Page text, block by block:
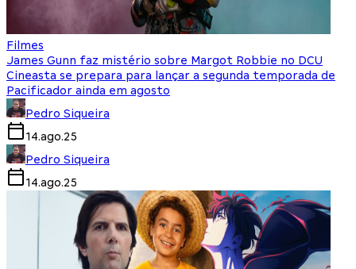
Filmes
James Gunn faz mistério sobre Margot Robbie no DCU
Cineasta se prepara para lançar a segunda temporada de
Pacificador ainda em agosto
Pedro Siqueira
14.ago.25
Pedro Siqueira
14.ago.25